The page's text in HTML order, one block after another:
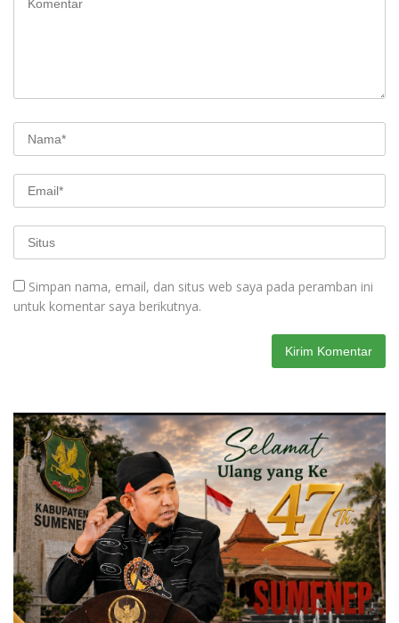
Simpan nama, email, dan situs web saya pada peramban ini
untuk komentar saya berikutnya.